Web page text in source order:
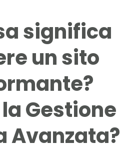
significa
un sito
Gestione
Avanzata?